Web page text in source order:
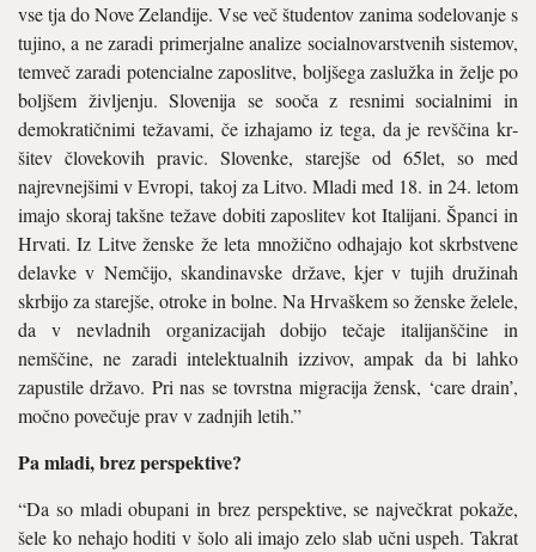
vse tja do Nove Zelandije. Vse več študentov zanima sodelo­vanje s
tujino, a ne zaradi primer­jalne analize socialnovarstvenih sistemov,
temveč zaradi potencial­ne zaposlitve, boljšega zaslužka in želje po
boljšem življenju. Slove­nija se sooča z resnimi socialnimi in
demokratičnimi težavami, če izhajamo iz tega, da je revščina kr­
šitev človekovih pravic. Slovenke, starejše od 65let, so med
najrevnej­šimi v Evropi, takoj za Litvo. Mladi med 18. in 24. letom
imajo skoraj takšne težave dobiti zaposlitev kot Italijani. Španci in
Hrvati. Iz Litve ženske že leta množično odhajajo kot skrbstvene
delavke v Nemčijo, skandinavske države, kjer v tujih družinah
skrbijo za starejše, otroke in bolne. Na Hrvaškem so ženske želele,
da v nevladnih organiza­cijah dobijo tečaje italijanščine in
nemščine, ne zaradi intelektualnih izzivov, ampak da bi lahko
zapu­stile državo. Pri nas se tovrstna migracija žensk, ‘care drain’,
močno povečuje prav v zadnjih letih.”
Pa mladi, brez perspektive?
“Da so mladi obupani in brez per­spektive, se največkrat pokaže,
šele ko nehajo hoditi v šolo ali imajo zelo slab učni uspeh. Takrat